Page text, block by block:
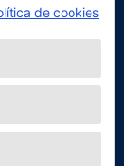
de cookies